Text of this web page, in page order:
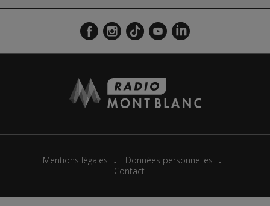
Mentions légales
Données personnelles
Contact